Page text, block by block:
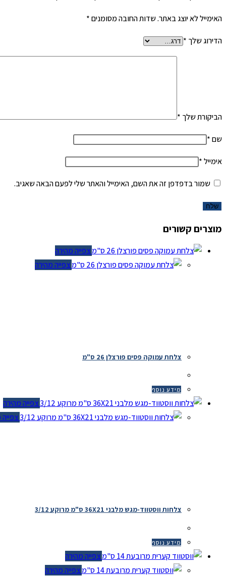
האימייל לא יוצג באתר.שדות החובה מסומנים*
הדירוג שלך*
הביקורת שלך*
שם*
אימייל*
שמור בדפדפן זה את השם, האימייל והאתר שלי לפעם הבאה שאגיב.
מוצרים קשורים
צפייה מהירה
צפייה מהירה
צלחת עמוקה פסים פורצלן 26 ס"מ
מידע נוסף
צפייה מהירה
צפייה
צלחות ווסטווד-מגש מלבני 36X21 ס"מ מרוקע 3/12
מידע נוסף
צפייה מהירה
צפייה מהירה